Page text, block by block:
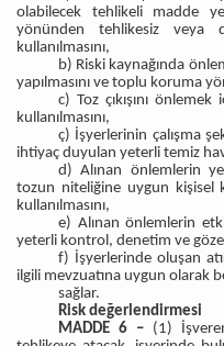
olabilecek tehlikeli madde
yönünden tehlikesiz veya
kullanılmasını,
b) Riski kaynağında
yapılmasını ve toplu koruma
c) Toz çıkışını
kullanılmasını,
ç) İşyerlerinin çalışma
ihtiyaç duyulan yeterli temiz
d) Alınan önlemlerin
tozun niteliğine uygun kişisel
kullanılmasını,
e) Alınan önlemlerin
yeterli kontrol, denetim ve
f) İşyerlerinde oluşan
ilgili mevzuatına uygun olarak
sağlar.
Risk değerlendirmesi
MADDE 6 –(1)